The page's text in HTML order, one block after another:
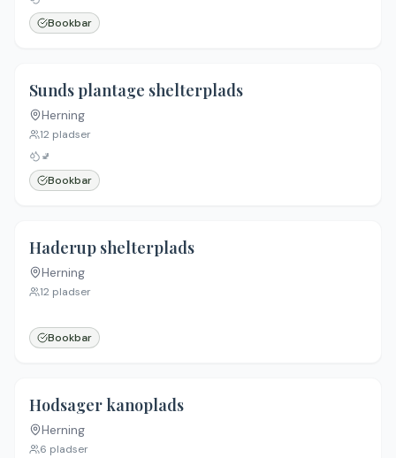
Bookbar
Sunds plantage shelterplads
Herning
12 pladser
🚽
Bookbar
Haderup shelterplads
Herning
12 pladser
Bookbar
Hodsager kanoplads
Herning
6 pladser